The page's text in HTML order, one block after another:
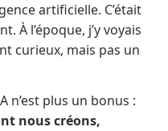
artificielle. C’était
À l’époque, j’y voyais
curieux, mais pas un
n’est plus un bonus :
nous créons,